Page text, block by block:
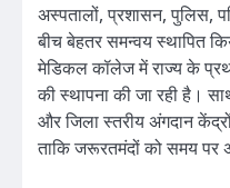
अस्पतालों, प्रशासन, पुलिस,
बीच बेहतर समन्वय स्थापित
मेडिकल कॉलेज में राज्य के
की स्थापना की जा रही है।
और जिला स्तरीय अंगदान
ताकि जरूरतमंदों को समय पर